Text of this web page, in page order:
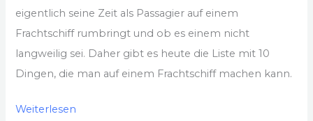
eigentlich seine Zeit als Passagier auf einem
Frachtschiff rumbringt und ob es einem nicht
langweilig sei. Daher gibt es heute die Liste mit 10
Dingen, die man auf einem Frachtschiff machen kann.
10
Weiterlesen